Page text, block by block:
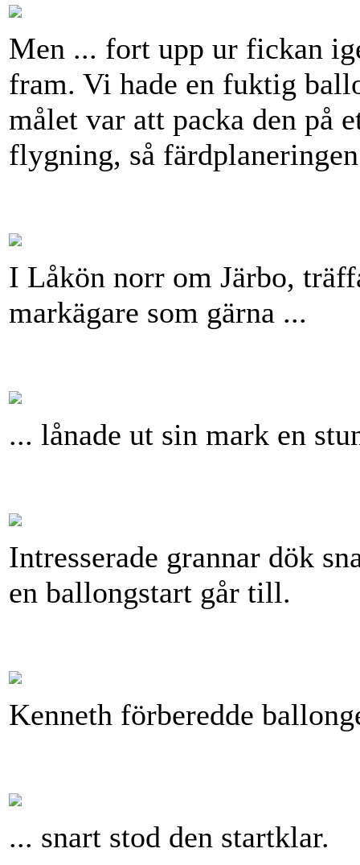
Men ... fort upp ur fickan
fram. Vi hade en fuktig
målet var att packa den på
flygning, så
I Låkön norr om Järbo,
markägare som gärna ...
... lånade ut sin mark en
Intresserade grannar dök
en ballongstart går till.
Kenneth förberedde
... snart stod den startklar.